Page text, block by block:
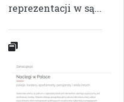
reprezentacji w są...